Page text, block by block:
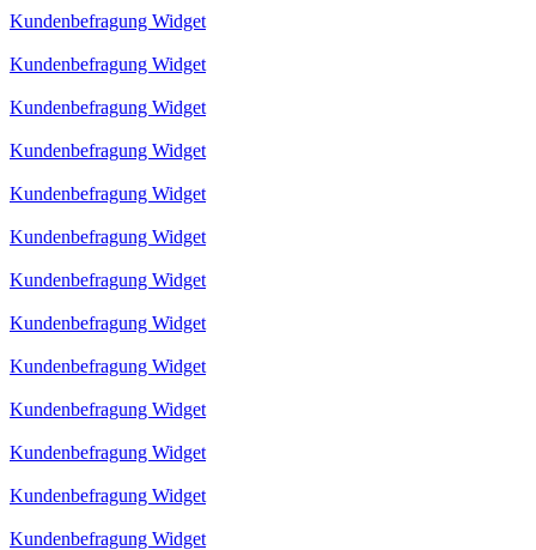
Kundenbefragung Widget
Kundenbefragung Widget
Kundenbefragung Widget
Kundenbefragung Widget
Kundenbefragung Widget
Kundenbefragung Widget
Kundenbefragung Widget
Kundenbefragung Widget
Kundenbefragung Widget
Kundenbefragung Widget
Kundenbefragung Widget
Kundenbefragung Widget
Kundenbefragung Widget